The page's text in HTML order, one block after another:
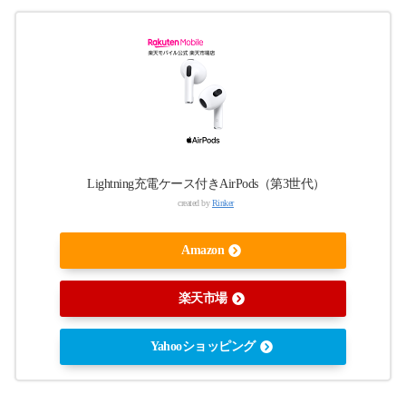
Lightning充電ケース付きAirPods（第3世代）
created byRinker
Amazon
楽天市場
Yahooショッピング